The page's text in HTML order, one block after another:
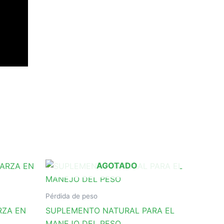
EN
AGOTADO
Pérdida de peso
SUPLEMENTO NATURAL PARA EL